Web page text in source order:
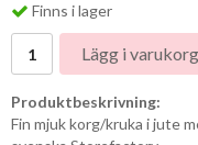
Finns i lager
Lägg i
Produktbeskrivning:
Fin mjuk korg/kruka i jute